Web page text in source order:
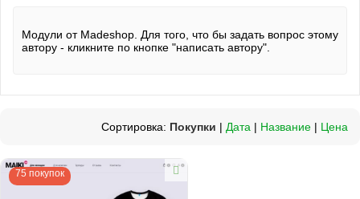
Модули от Madeshop . Для того, что бы задать вопрос этому
автору - кликните по кнопке "написать автору".
Сортировка: Покупки | Дата | Название | Цена
75 покупок